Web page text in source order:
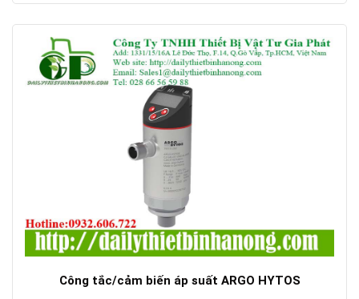
Công tắc/cảm biến áp suất ARGO HYTOS